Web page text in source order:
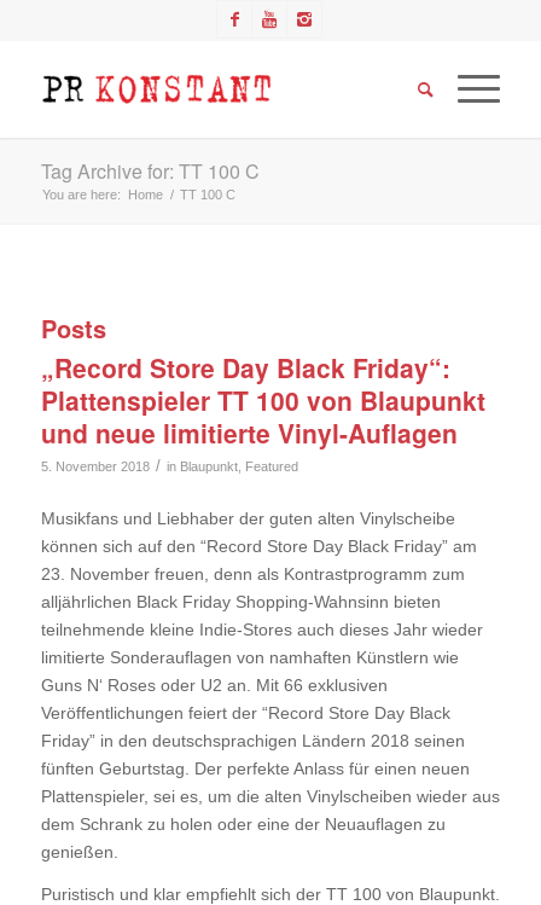
Tag Archive for: TT 100 C
You are here: Home / TT 100 C
Posts
„Record Store Day Black Friday“:
Plattenspieler TT 100 von Blaupunkt
und neue limitierte Vinyl-Auflagen
5. November 2018 / in Blaupunkt, Featured
Musikfans und Liebhaber der guten alten Vinylscheibe
können sich auf den “Record Store Day Black Friday” am
23. November freuen, denn als Kontrastprogramm zum
alljährlichen Black Friday Shopping-Wahnsinn bieten
teilnehmende kleine Indie-Stores auch dieses Jahr wieder
limitierte Sonderauflagen von namhaften Künstlern wie
Guns N‘ Roses oder U2 an. Mit 66 exklusiven
Veröffentlichungen feiert der “Record Store Day Black
Friday” in den deutschsprachigen Ländern 2018 seinen
fünften Geburtstag. Der perfekte Anlass für einen neuen
Plattenspieler, sei es, um die alten Vinylscheiben wieder aus
dem Schrank zu holen oder eine der Neuauflagen zu
genießen.
Puristisch und klar empfiehlt sich der TT 100 von Blaupunkt.